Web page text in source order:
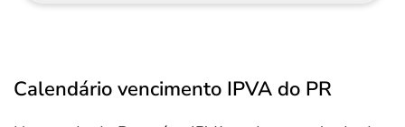
Calendário vencimento IPVA do PR